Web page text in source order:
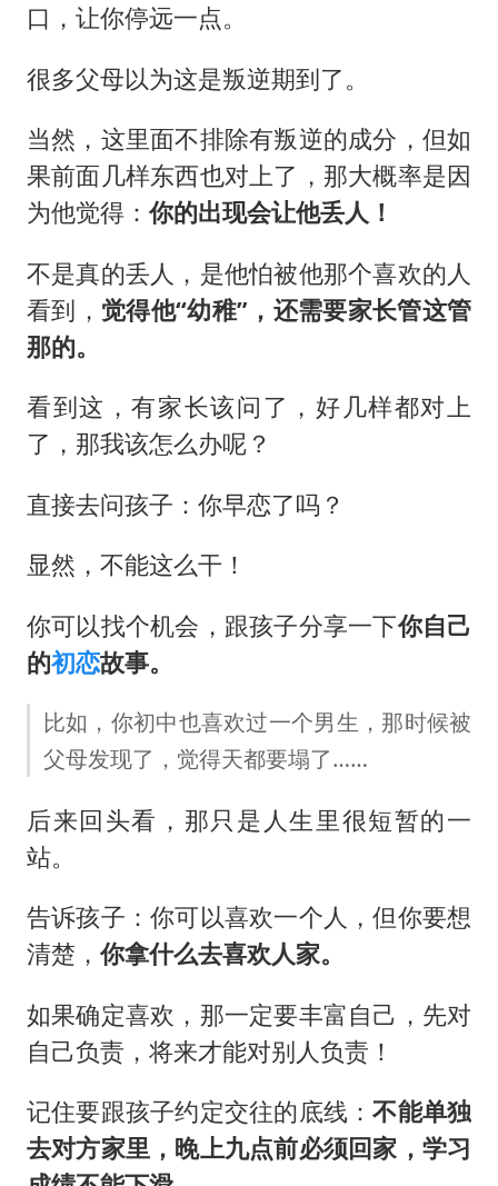
口，让你停远一点。
很多父母以为这是叛逆期到了。
当然，这里面不排除有叛逆的成分，但如
果前面几样东西也对上了，那大概率是因
为他觉得：你的出现会让他丢人！
不是真的丢人，是他怕被他那个喜欢的人
看到， 觉得他“幼稚”，还需要家长管这管
那的。
看到这，有家长该问了，好几样都对上
了，那我该怎么办呢？
直接去问孩子：你早恋了吗？
显然，不能这么干！
你可以找个机会，跟孩子分享一下你自己
的初恋故事。
比如，你初中也喜欢过一个男生，那时候被
父母发现了，觉得天都要塌了……
后来回头看，那只是人生里很短暂的一
站。
告诉孩子：你可以喜欢一个人，但你要想
清楚，你拿什么去喜欢人家。
如果确定喜欢，那一定要丰富自己，先对
自己负责，将来才能对别人负责！
记住要跟孩子约定交往的底线：不能单独
去对方家里，晚上九点前必须回家，学习